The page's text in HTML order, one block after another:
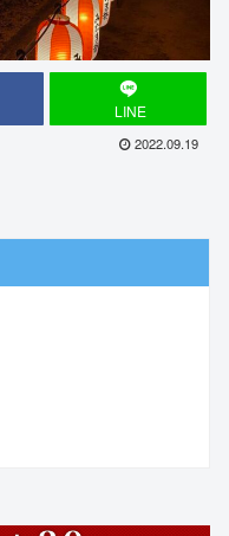
LINE
2022.09.19